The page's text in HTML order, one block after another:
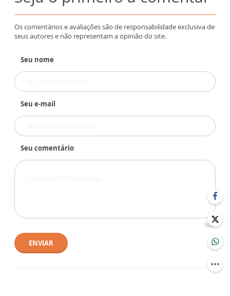
Os comentários e avaliações são de responsabilidade exclusiva de
seus autores e não representam a opinião do site.
Seu nome
Seu e-mail
Seu comentário
500
ENVIAR